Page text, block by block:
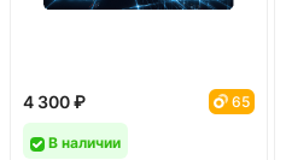
4 300 ₽ 65
В наличии